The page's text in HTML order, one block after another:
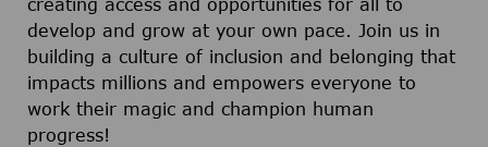
creating access and opportunities for all to
develop and grow at your own pace. Join us in
building a culture of inclusion and belonging that
impacts millions and empowers everyone to
work their magic and champion human
progress!